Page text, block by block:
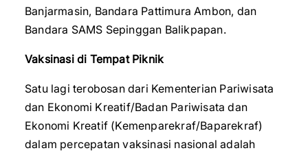
Banjarmasin, Bandara Pattimura Ambon, dan
Bandara SAMS Sepinggan Balikpapan.
Vaksinasi di Tempat Piknik
Satu lagi terobosan dari Kementerian Pariwisata
dan Ekonomi Kreatif/Badan Pariwisata dan
Ekonomi Kreatif (Kemenparekraf/Baparekraf)
dalam percepatan vaksinasi nasional adalah